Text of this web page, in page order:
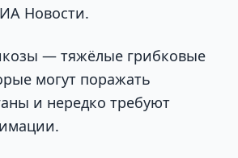
Новости.
— тяжёлые грибковые
могут поражать
и нередко требуют